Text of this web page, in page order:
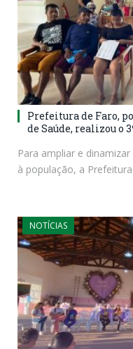
Prefeitura de Faro,
de Saúde, realizou o
Para ampliar e
à população, a
NOTÍCIAS